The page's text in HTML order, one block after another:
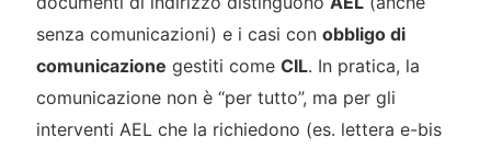
senza comunicazioni) e i casi con obbligo di
comunicazione gestiti come CIL. In pratica, la
comunicazione non è “per tutto”, ma per gli
interventi AEL che la richiedono (es. lettera e-bis